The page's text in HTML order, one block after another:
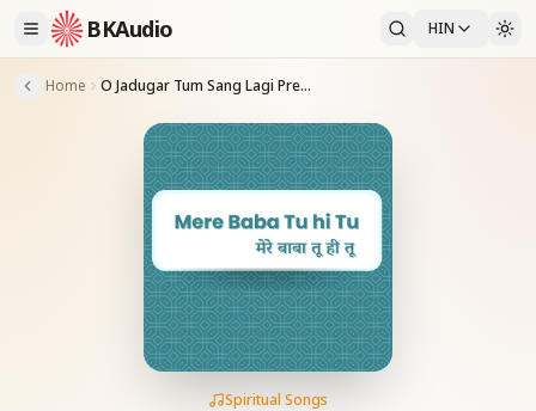
BKAudio HIN
Home O Jadugar Tum Sang Lagi Preet Re
Spiritual Songs